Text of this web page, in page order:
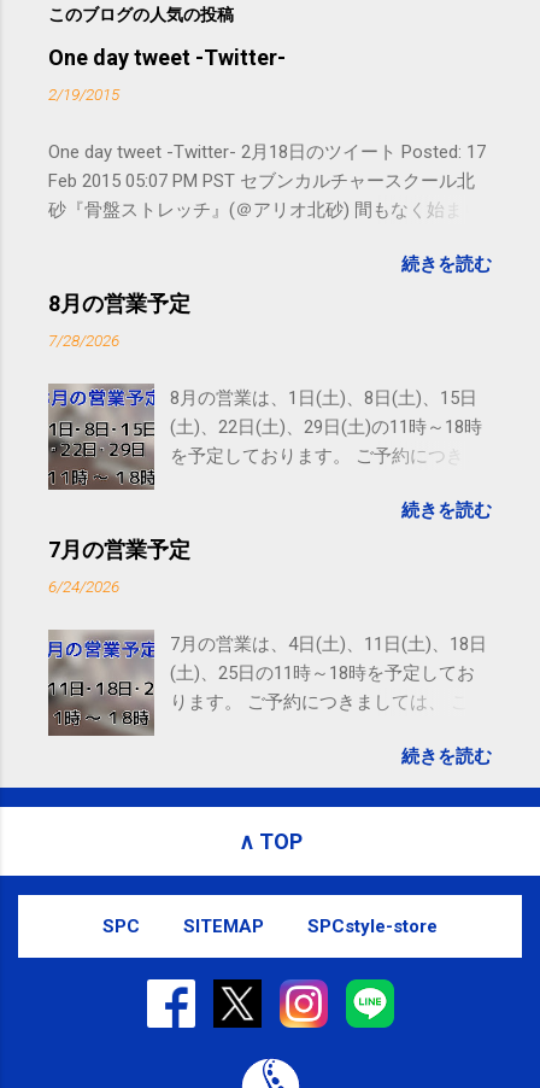
このブログの人気の投稿
One day tweet -Twitter-
2/19/2015
One day tweet -Twitter- 2月18日のツイート Posted: 17
Feb 2015 05:07 PM PST セブンカルチャースクール北
砂『骨盤ストレッチ』(＠アリオ北砂) 間もなく始まり
subscribed to email updates from サクマフィジカルコ
ンディショニング(@SPCstyle) - Twilog To stop
Email delivery powered by Google Google Inc., 1600
Amphitheatre Parkway, Mountain View, CA 94043,
United States
続きを読む
8月の営業予定
7/28/2026
8月の営業は、1日(土)、8日(土)、15日
(土)、22日(土)、29日(土)の11時～18時
を予定しております。 ご予約につきま
す。 電話に出られないことがあります
ので、ご予約、お問い合わせは
続きを読む
7月の営業予定
6/24/2026
7月の営業は、4日(土)、11日(土)、18日
(土)、25日の11時～18時を予定してお
ります。 ご予約につきましては、 こち
れないことがありますので、ご予約、
お問い合わせはSMS（ショートメッセ
続きを読む
∧ TOP
SPC SITEMAP SPCstyle-store